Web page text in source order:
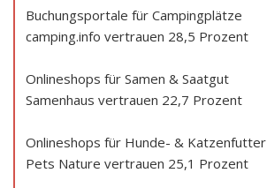
Buchungsportale für Campingplätze
camping.info vertrauen 28,5 Prozent
Onlineshops für Samen & Saatgut
Samenhaus vertrauen 22,7 Prozent
Onlineshops für Hunde- & Katzenfutter
Pets Nature vertrauen 25,1 Prozent